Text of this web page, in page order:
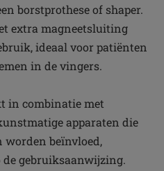
borstprothese of shaper.
extra magneetsluiting
ideaal voor patiënten
in de vingers.
in combinatie met
apparaten die
beïnvloed,
gebruiksaanwijzing.